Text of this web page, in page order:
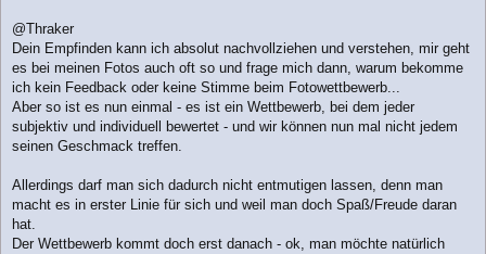
@Thraker
Dein Empfinden kann ich absolut nachvollziehen und verstehen, mir geht
es bei meinen Fotos auch oft so und frage mich dann, warum bekomme
ich kein Feedback oder keine Stimme beim Fotowettbewerb...
Aber so ist es nun einmal - es ist ein Wettbewerb, bei dem jeder
subjektiv und individuell bewertet - und wir können nun mal nicht jedem
seinen Geschmack treffen.
Allerdings darf man sich dadurch nicht entmutigen lassen, denn man
macht es in erster Linie für sich und weil man doch Spaß/Freude daran
hat.
Der Wettbewerb kommt doch erst danach - ok, man möchte natürlich